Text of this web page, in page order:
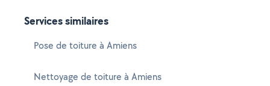
Services similaires
Pose de toiture à Amiens
Nettoyage de toiture à Amiens